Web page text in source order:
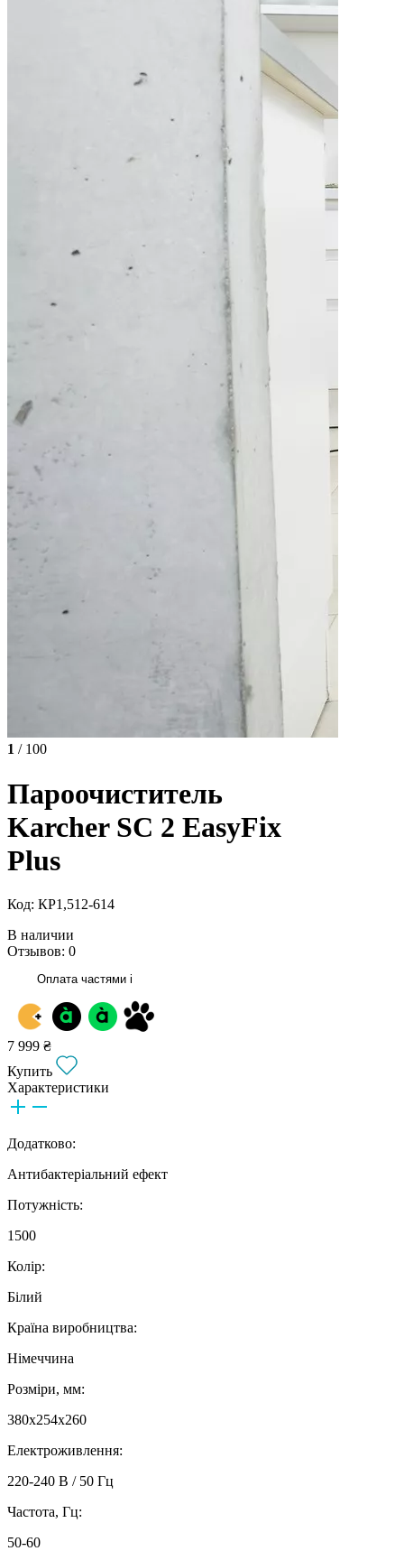
1 / 100
Пароочиститель
Karcher SC 2 EasyFix
Plus
Код: КР1,512-614
В наличии
Отзывов: 0
Оплата частями i
7 999 ₴
Купить
Характеристики
Додатково:
Антибактеріальний ефект
Потужність:
1500
Колір:
Білий
Країна виробництва:
Німеччина
Розміри, мм:
380x254x260
Електроживлення:
220-240 В / 50 Гц
Частота, Гц:
50-60